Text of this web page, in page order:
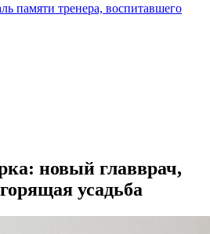
памяти тренера, воспитавшего
новый главврач,
усадьба